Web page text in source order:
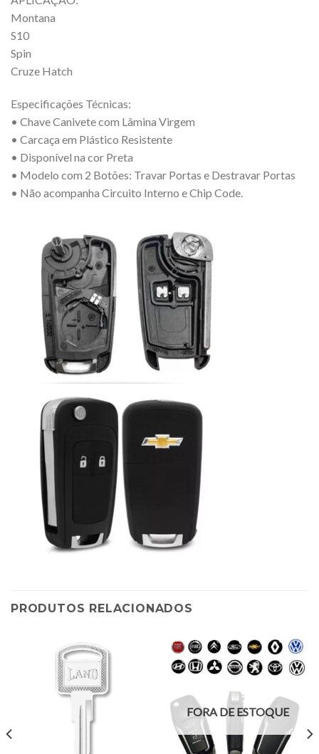
Montana
S10
Spin
Cruze Hatch
Especificações Técnicas:
• Chave Canivete com Lâmina Virgem
• Carcaça em Plástico Resistente
• Disponível na cor Preta
• Modelo com 2 Botões: Travar Portas e Destravar Portas
• Não acompanha Circuito Interno e Chip Code.
PRODUTOS RELACIONADOS
FORA DE ESTOQUE